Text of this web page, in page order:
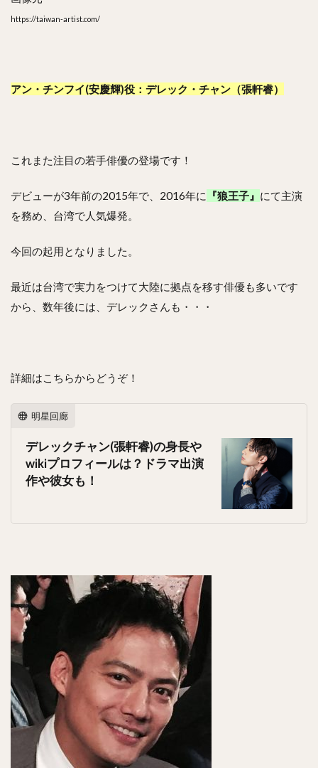
https://taiwan-artist.com/
アン・チンフイ(安慶輝)役：デレック・チャン（張軒睿）
これまた注目の若手俳優の登場です！
デビューが3年前の2015年で、2016年に 『狼王子』 にて主演
を務め、台湾で人気爆発。
今回の起用となりました。
最近は台湾で実力をつけて大陸に拠点を移す俳優も多いです
から、数年後には、デレックさんも・・・
詳細はこちらからどうぞ！
明星回廊
デレックチャン(張軒睿)の身長や
wikiプロフィールは？ドラマ出演
作や彼女も！